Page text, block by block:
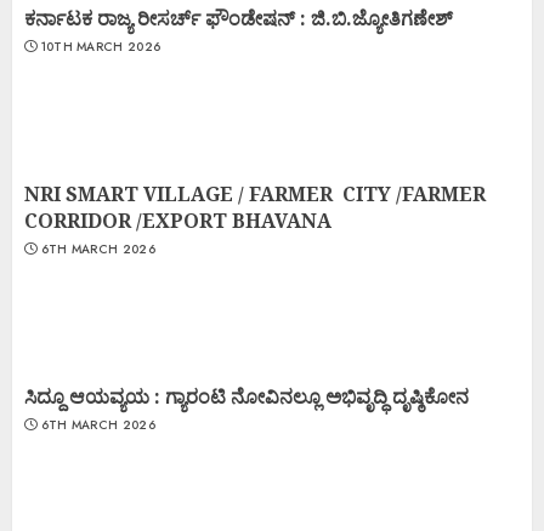
ಕರ್ನಾಟಕ ರಾಜ್ಯ ರೀಸರ್ಚ್ ಫೌಂಡೇಷನ್ : ಜಿ.ಬಿ.ಜ್ಯೋತಿಗಣೇಶ್
10TH MARCH 2026
NRI SMART VILLAGE / FARMER CITY /FARMER
CORRIDOR /EXPORT BHAVANA
6TH MARCH 2026
ಸಿದ್ದೂ ಆಯವ್ಯಯ : ಗ್ಯಾರಂಟಿ ನೋವಿನಲ್ಲೂ ಅಭಿವೃದ್ಧಿ ದೃಷ್ಠಿಕೋನ
6TH MARCH 2026